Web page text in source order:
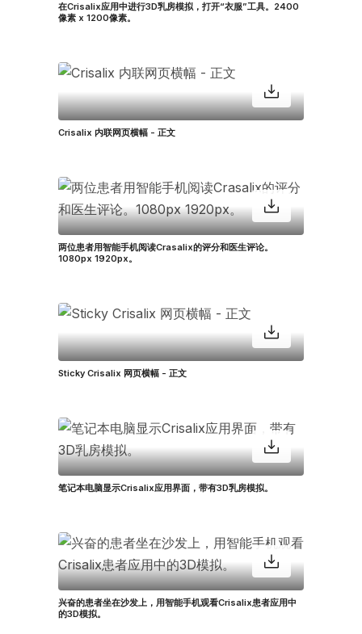
在Crisalix应用中进行3D乳房模拟，打开“衣服”工具。2400
像素 x 1200像素。
Crisalix 内联网页横幅 - 正文
两位患者用智能手机阅读Crasalix的评分和医生评论。
1080px 1920px。
Sticky Crisalix 网页横幅 - 正文
笔记本电脑显示Crisalix应用界面，带有3D乳房模拟。
兴奋的患者坐在沙发上，用智能手机观看Crisalix患者应用中
的3D模拟。